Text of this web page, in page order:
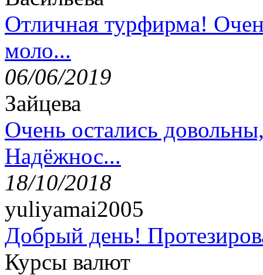
Отличная турфирма!
моло...
06/06/2019
Зайцева
Очень остались
Надёжнос...
18/10/2018
yuliyamai2005
Добрый день!
Курсы валют